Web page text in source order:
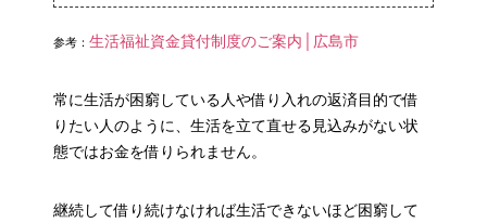
参考：生活福祉資金貸付制度のご案内│広島市
常に生活が困窮している人や借り入れの返済目的で借
りたい人のように、生活を立て直せる見込みがない状
態ではお金を借りられません。
継続して借り続けなければ生活できないほど困窮して